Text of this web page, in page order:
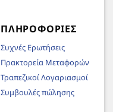
ΠΛΗΡΟΦΟΡΊΕΣ
Συχνές Ερωτήσεις
Πρακτορεία Μεταφορών
Τραπεζικοί Λογαριασμοί
Συμβουλές πώλησης